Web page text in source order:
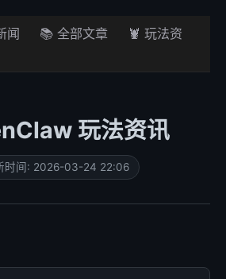
闻 📚 全部文章
🦞 玩法资
玩法资讯
时间: 2026-03-24 22:06